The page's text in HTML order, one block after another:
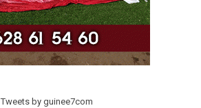
Tweets by guinee7com